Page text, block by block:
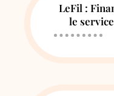
LeFil :
le